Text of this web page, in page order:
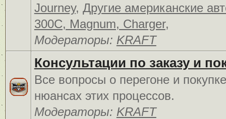
Journey, Другие американские
300C, Magnum, Charger,
Модераторы: KRAFT
Консультации по заказу и
Все вопросы о перегоне и
нюансах этих процессов.
Модераторы: KRAFT